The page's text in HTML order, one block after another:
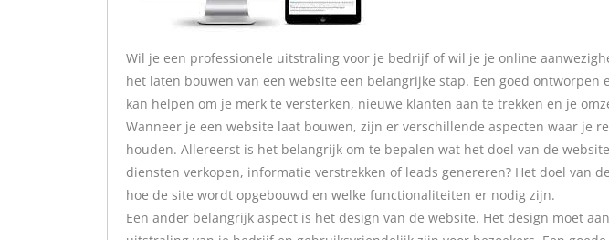
Wil je een professionele uitstraling voor je bedrijf of wil je je online
het laten bouwen van een website een belangrijke stap. Een goed ontworpen
kan helpen om je merk te versterken, nieuwe klanten aan te trekken en je
Wanneer je een website laat bouwen, zijn er verschillende aspecten waar je
houden. Allereerst is het belangrijk om te bepalen wat het doel van de
diensten verkopen, informatie verstrekken of leads genereren? Het doel van
hoe de site wordt opgebouwd en welke functionaliteiten er nodig zijn.
Een ander belangrijk aspect is het design van de website. Het design moet